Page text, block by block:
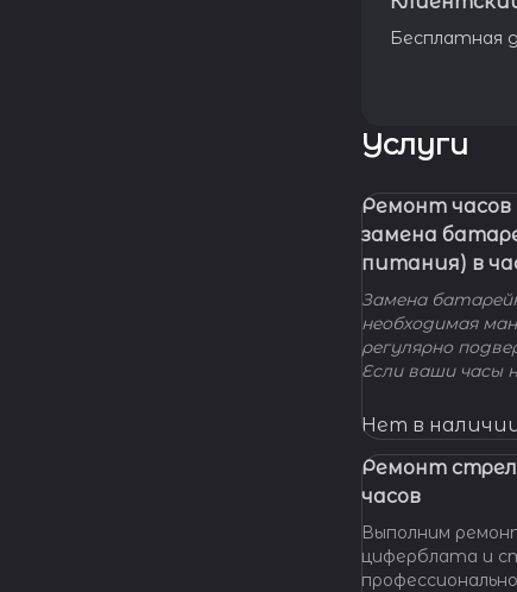
Бесплатная
Услуги
Ремонт часов
замена
питания) в
Замена
необходимая
регулярно
Если ваши часы
нашу
вашу проблему
батарейки
Нет в
Ремонт
часов
Выполним
циферблата и